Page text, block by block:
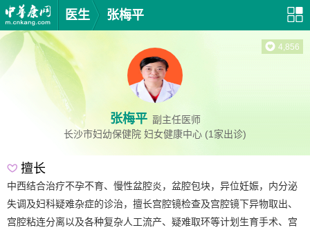
医生 张梅平
张梅平 副主任医师
长沙市妇幼保健院 妇女健康中心 (1家出诊)
4,856
擅长
中西结合治疗不孕不育、慢性盆腔炎，盆腔包块，异位妊娠，内分泌
失调及妇科疑难杂症的诊治，擅长宫腔镜检查及宫腔镜下异物取出、
宫腔粘连分离以及各种复杂人工流产、疑难取环等计划生育手术、宫